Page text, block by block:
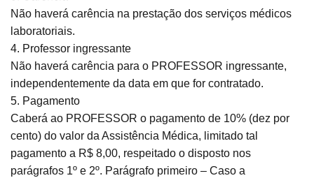
Não haverá carência na prestação dos serviços médicos
laboratoriais.
4. Professor ingressante
Não haverá carência para o PROFESSOR ingressante,
independentemente da data em que for contratado.
5. Pagamento
Caberá ao PROFESSOR o pagamento de 10% (dez por
cento) do valor da Assistência Médica, limitado tal
pagamento a R$ 8,00, respeitado o disposto nos
parágrafos 1º e 2º. Parágrafo primeiro – Caso a